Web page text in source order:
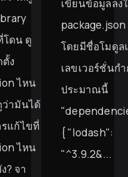
ดน ดู
ง
ไหน
ว่ามันได้
แก้ไขที่
ไหน
? จา
เขียนข้อมูลลง
package.json
โดยมีชื่อโมดูล
เลขเวอร์ชั่นก
ประมาณนี้
{ "lodash":
"^3.9.2&...